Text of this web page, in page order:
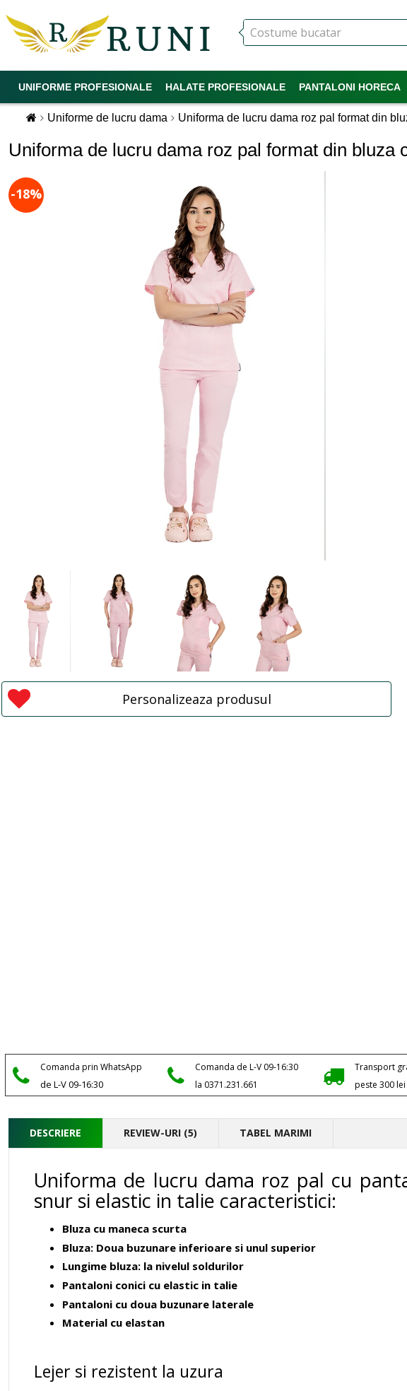
UNIFORME PROFESIONALE HALATE PROFESIONALE PANTALONI HORECA
Uniforme de lucru dama Uniforma de lucru dama roz pal format din
Uniforma de lucru dama roz pal format din bluza
-18%
Personalizeaza produsul
Comanda prin WhatsApp
de L-V 09-16:30
Comanda de L-V 09-16:30
la 0371.231.661
Transport
peste 300 lei
DESCRIERE REVIEW-URI (5) TABEL MARIMI
Uniforma de lucru dama roz pal cu
snur si elastic in talie caracteristici:
Bluza cu maneca scurta
Bluza: Doua buzunare inferioare si unul superior
Lungime bluza: la nivelul soldurilor
Pantaloni conici cu elastic in talie
Pantaloni cu doua buzunare laterale
Material cu elastan
Lejer si rezistent la uzura